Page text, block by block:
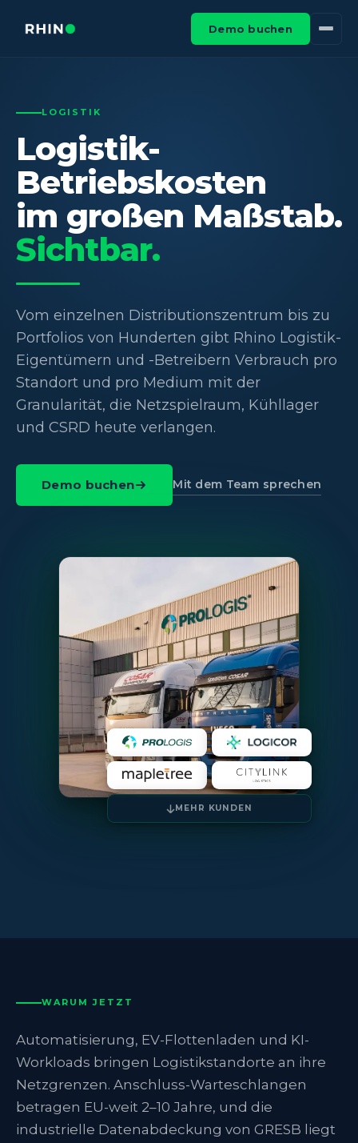
Demo buchen
LOGISTIK
Logistik-
Betriebskosten
im großen Maßstab.
Sichtbar.
Vom einzelnen Distributionszentrum bis zu
Portfolios von Hunderten gibt Rhino Logistik-
Eigentümern und -Betreibern Verbrauch pro
Standort und pro Medium mit der
Granularität, die Netzspielraum, Kühllager
und CSRD heute verlangen.
Demo buchen Mit dem Team sprechen
MEHR KUNDEN
WARUM JETZT
Automatisierung, EV-Flottenladen und KI-
Workloads bringen Logistikstandorte an ihre
Netzgrenzen. Anschluss-Warteschlangen
betragen EU-weit 2–10 Jahre, und die
industrielle Datenabdeckung von GRESB liegt